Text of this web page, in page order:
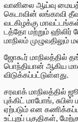
வானிலை ஆய்வு
கெடாவின் லங்காவி
வடகிழக்கு
டத்தோ மற்றும் ஹிலிர்
மாநிலம் முழுவதிலும்
ஜோகூர் மாநிலத்தில்
பொந்தியான் ஆகிய
விடுக்கப்பட்டுள்ளது.
சரவாக் மாநிலத்தில்
புக்கிட் மாபோங், சுபிஸ்
ஏற்படும் என
உட்புறப் பகுதிகள்,